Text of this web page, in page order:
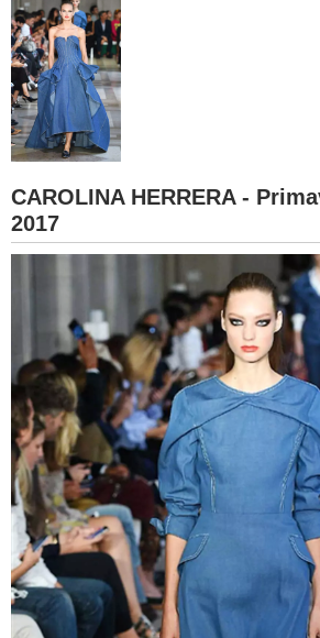
GASTRONOMIA
CAPELLI
SESSO
DIETA
FORUM
CAROLINA HERRERA -
2017